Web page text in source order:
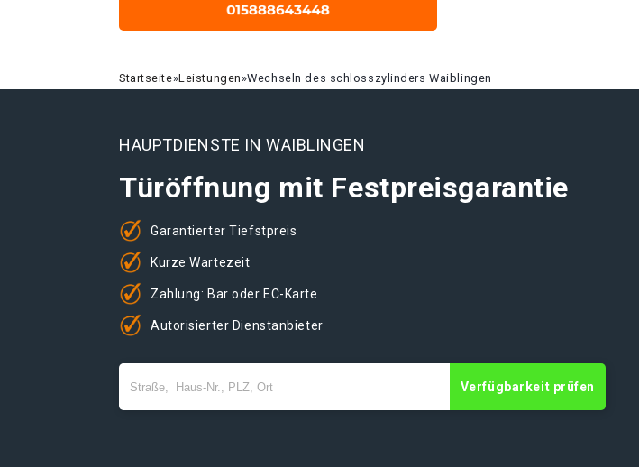
Startseite»Leistungen»Wechseln des schlosszylinders Waiblingen
HAUPTDIENSTE IN WAIBLINGEN
Türöffnung mit Festpreisgarantie
Garantierter Tiefstpreis
Kurze Wartezeit
Zahlung: Bar oder EC-Karte
Autorisierter Dienstanbieter
Verfügbarkeit prüfen